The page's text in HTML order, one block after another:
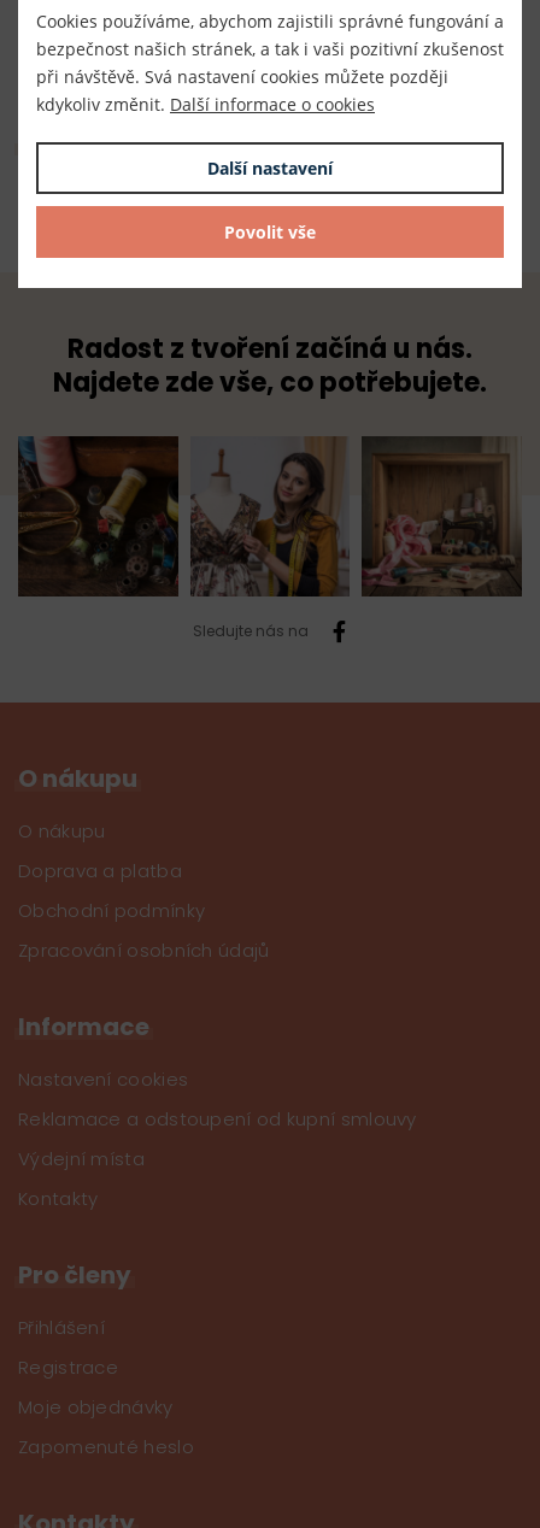
Dodavatel
TKACZIK s.r.o.
Složení
100% polyester
Radost z tvoření začíná u nás.
Najdete zde vše, co potřebujete.
Sledujte nás na
O nákupu
O nákupu
Doprava a platba
Obchodní podmínky
Zpracování osobních údajů
Informace
Nastavení cookies
Reklamace a odstoupení od kupní smlouvy
Výdejní místa
Kontakty
Pro členy
Přihlášení
Registrace
Moje objednávky
Zapomenuté heslo
Cookies používáme, abychom zajistili správné fungování a
bezpečnost našich stránek, a tak i vaši pozitivní zkušenost
při návštěvě. Svá nastavení cookies můžete později
kdykoliv změnit. Další informace o cookies
Další nastavení
Povolit vše